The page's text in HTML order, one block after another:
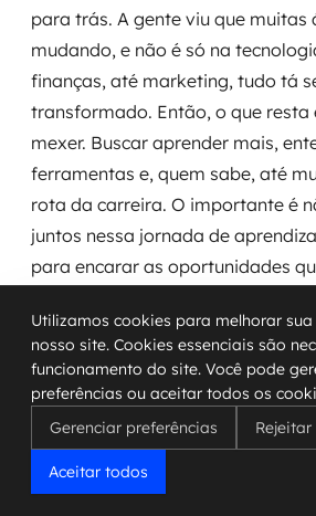
para trás. A gente viu que muitas
mudando, e não é só na
finanças, até marketing, tudo tá
transformado. Então, o que resta
mexer. Buscar aprender mais,
ferramentas e, quem sabe, até
rota da carreira. O importante é
juntos nessa jornada de
para encarar as oportunidades
Perguntas Frequentes
O que é Machine Learning
tão em alta?
Machine Learning, ou
Utilizamos cookies para melhorar
nosso site. Cookies essenciais são
funcionamento do site. Você pode
preferências ou aceitar todos os
Gerenciar preferências
Aceitar todos